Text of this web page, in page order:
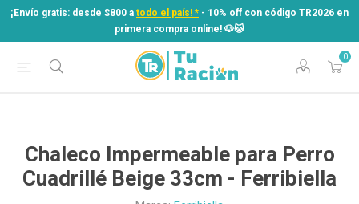
¡Envío gratis: desde $800 a todo el país! * - 10% off con código TR2026 en
primera compra online! ​🐶​🐱
0
¡Envío gratis: desde $800 atodo el país! *
- 10% off con código TR2026 en
primera compra online! ​🐶​🐱
Chaleco Impermeable para Perro
Cuadrillé Beige 33cm - Ferribiella